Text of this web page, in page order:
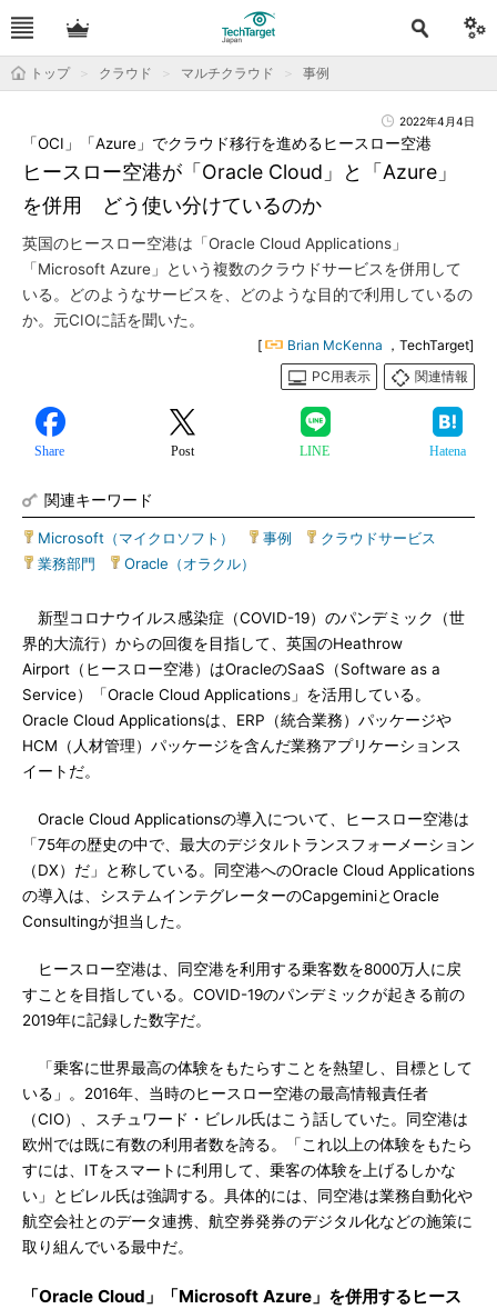
トップ クラウド マルチクラウド 事例
2022年4月4日
ヒースロー空港が「Oracle Cloud」と「Azure」
を併用 どう使い分けているのか
「OCI」「Azure」でクラウド移行を進めるヒースロー空港
英国のヒースロー空港は「Oracle Cloud Applications」
「Microsoft Azure」という複数のクラウドサービスを併用して
いる。どのようなサービスを、どのような目的で利用しているの
か。元CIOに話を聞いた。
[ Brian McKenna ，TechTarget]
PC用表示
関連情報
Share Post LINE Hatena
関連キーワード
Microsoft（マイクロソフト） 事例 クラウドサービス
業務部門
Oracle（オラクル）
新型コロナウイルス感染症（COVID-19）のパンデミック（世
界的大流行）からの回復を目指して、英国のHeathrow
Airport（ヒースロー空港）はOracleのSaaS（Software as a
Service）「Oracle Cloud Applications」を活用している。
Oracle Cloud Applicationsは、ERP（統合業務）パッケージや
HCM（人材管理）パッケージを含んだ業務アプリケーションス
イートだ。
Oracle Cloud Applicationsの導入について、ヒースロー空港は
「75年の歴史の中で、最大のデジタルトランスフォーメーション
（DX）だ」と称している。同空港へのOracle Cloud Applications
の導入は、システムインテグレーターのCapgeminiとOracle
Consultingが担当した。
ヒースロー空港は、同空港を利用する乗客数を8000万人に戻
すことを目指している。COVID-19のパンデミックが起きる前の
2019年に記録した数字だ。
「乗客に世界最高の体験をもたらすことを熱望し、目標として
いる」。2016年、当時のヒースロー空港の最高情報責任者
（CIO）、スチュワード・ビレル氏はこう話していた。同空港は
欧州では既に有数の利用者数を誇る。「これ以上の体験をもたら
すには、ITをスマートに利用して、乗客の体験を上げるしかな
い」とビレル氏は強調する。具体的には、同空港は業務自動化や
航空会社とのデータ連携、航空券発券のデジタル化などの施策に
取り組んでいる最中だ。
「Oracle Cloud」「Microsoft Azure」を併用するヒース